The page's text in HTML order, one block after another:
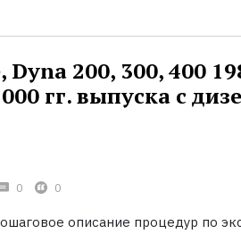
Dyna 200, 300, 400
гг. выпуска с
0 0
описание процедур по